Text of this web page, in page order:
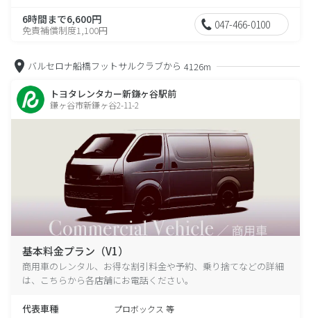
6時間まで6,600円
免責補償制度1,100円 047-466-0100
バルセロナ船橋フットサルクラブから 4126m
トヨタレンタカー新鎌ヶ谷駅前
鎌ヶ谷市新鎌ヶ谷2-11-2
基本料金プラン（V1）
商用車のレンタル、お得な割引料金や予約、乗り捨てなどの詳細
は、こちらから各店舗にお電話ください。
代表車種 プロボックス 等